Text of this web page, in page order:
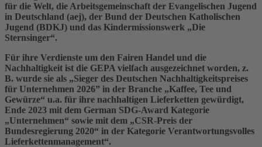
für die Welt, die Arbeitsgemeinschaft der Evangelischen Jugend
in Deutschland (aej), der Bund der Deutschen Katholischen
Jugend (BDKJ) und das Kindermissionswerk „Die
Sternsinger“.
Für ihre Verdienste um den Fairen Handel und die
Nachhaltigkeit ist die GEPA vielfach ausgezeichnet worden, z.
B. wurde sie als „Sieger des Deutschen Nachhaltigkeitspreises
für Unternehmen 2026” in der Branche „Kaffee, Tee und
Gewürze“ u.a. für ihre nachhaltigen Lieferketten gewürdigt,
Ende 2023 mit dem German SDG-Award Kategorie
„Unternehmen“ sowie mit dem „CSR-Preis der
Bundesregierung 2020“ in der Kategorie Verantwortungsvolles
Lieferkettenmanagement“.